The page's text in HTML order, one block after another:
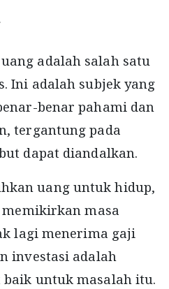
adalah salah satu
Ini adalah subjek yang
benar pahami dan
tergantung pada
dapat diandalkan.
uang untuk hidup,
masa
lagi menerima gaji
investasi adalah
untuk masalah itu.